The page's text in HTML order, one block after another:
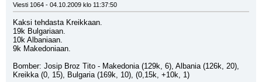
Viesti 1064 - 04.10.2009 klo 11:37:50
Kaksi tehdasta Kreikkaan.
19k Bulgariaan.
10k Albaniaan.
9k Makedoniaan.
Bomber: Josip Broz Tito - Makedonia (129k, 6), Albania (126k, 20),
Kreikka (0, 15), Bulgaria (169k, 10), (0,15k, +10k, 1)